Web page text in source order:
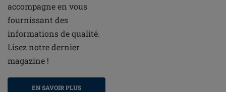
accompagne en vous
fournissant des
informations de qualité.
Lisez notre dernier
magazine !
EN SAVOIR PLUS